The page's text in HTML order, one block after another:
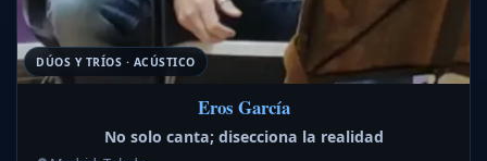
DÚOS Y TRÍOS · ACÚSTICO
Eros García
No solo canta; disecciona la realidad